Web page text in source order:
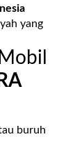
yang
buruh